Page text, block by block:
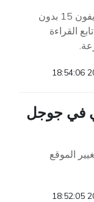
هل تساءلت يومًا كيف اغير موقعي في الايفون 15 بدون
القراءة
في جوجل
الموقع